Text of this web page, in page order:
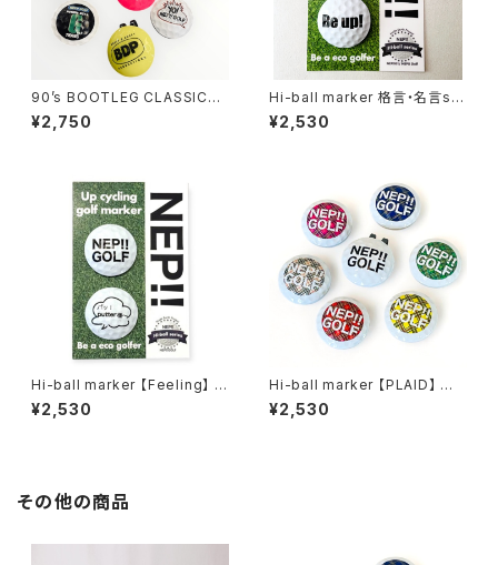
90’s BOOTLEG CLASSICS
MARKER 選べる2個セット（キ
ャップホルダー付き）
¥2,750
Hi-ball marker 格言・名言se
r. 全8種
¥2,530
Hi-ball marker 【Feeling】 全
6種
¥2,530
Hi-ball marker 【PLAID】 全6
種
¥2,530
その他の商品